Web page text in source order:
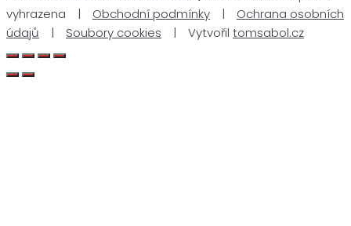
vyhrazena | Obchodní podmínky | Ochrana osobních
údajů | Soubory cookies | Vytvořil tomsabol.cz